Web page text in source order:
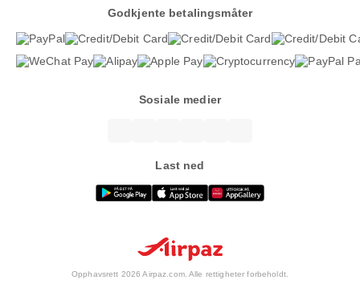
Godkjente betalingsmåter
Sosiale medier
Last ned
Opphavsrett 2026 Airpaz.com. Alle rettigheter forbeholdt.